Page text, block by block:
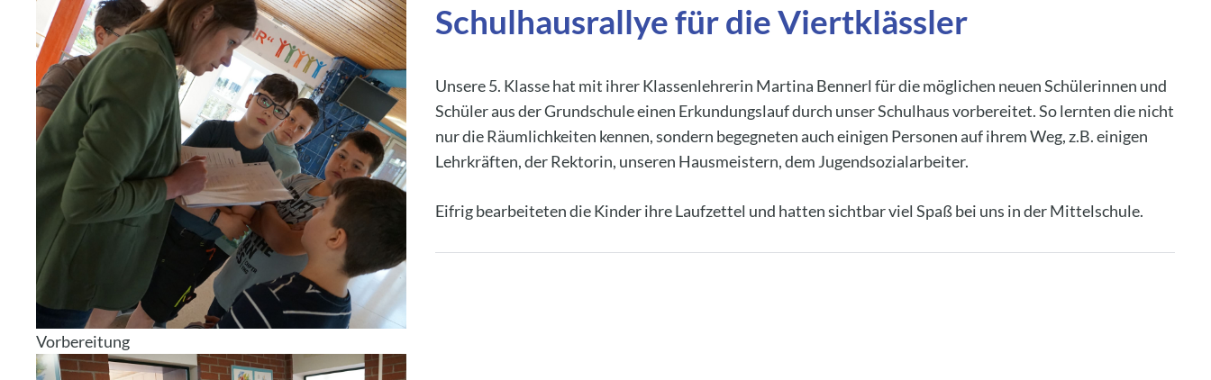
Schulhausrallye für die Viertklässler
Vorbereitung
Unsere 5. Klasse hat mit ihrer Klassenlehrerin Martina Bennerl für die möglichen neuen Schülerinnen und
Schüler aus der Grundschule einen Erkundungslauf durch unser Schulhaus vorbereitet. So lernten die nicht
nur die Räumlichkeiten kennen, sondern begegneten auch einigen Personen auf ihrem Weg, z.B. einigen
Lehrkräften, der Rektorin, unseren Hausmeistern, dem Jugendsozialarbeiter.
Eifrig bearbeiteten die Kinder ihre Laufzettel und hatten sichtbar viel Spaß bei uns in der Mittelschule.